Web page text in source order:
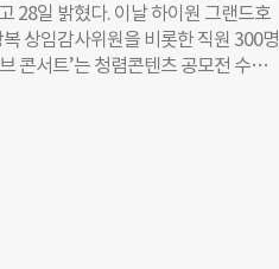
28일 밝혔다. 이날 하이원 그랜드호
상임감사위원을 비롯한 직원 300명
콘서트’는 청렴콘텐츠 공모전 수기